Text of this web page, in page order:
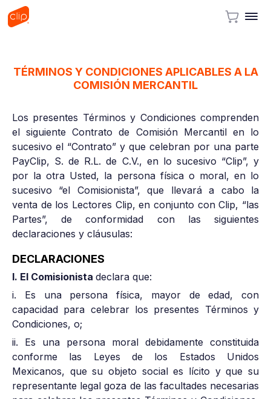
TÉRMINOS Y CONDICIONES APLICABLES A LA
COMISIÓN MERCANTIL
Los presentes Términos y Condiciones comprenden
el siguiente Contrato de Comisión Mercantil en lo
sucesivo el “Contrato” y que celebran por una parte
PayClip, S. de R.L. de C.V., en lo sucesivo “Clip”, y
por la otra Usted, la persona física o moral, en lo
sucesivo “el Comisionista”, que llevará a cabo la
venta de los Lectores Clip, en conjunto con Clip, “las
Partes”, de conformidad con las siguientes
declaraciones y cláusulas:
DECLARACIONES
I. El Comisionista declara que:
i. Es una persona física, mayor de edad, con
capacidad para celebrar los presentes Términos y
Condiciones, o;
ii. Es una persona moral debidamente constituida
conforme las Leyes de los Estados Unidos
Mexicanos, que su objeto social es lícito y que su
representante legal goza de las facultades necesarias